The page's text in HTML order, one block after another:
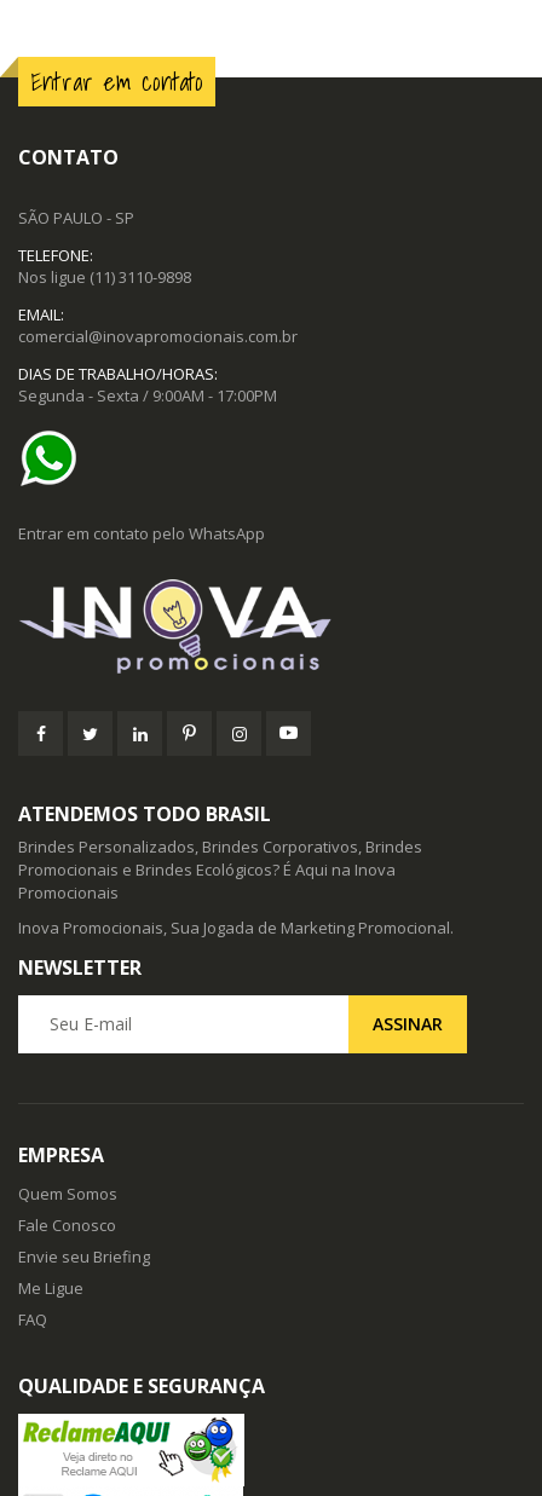
Entrar em contato
CONTATO
SÃO PAULO - SP
TELEFONE:
Nos ligue (11) 3110-9898
EMAIL:
comercial@inovapromocionais.com.br
DIAS DE TRABALHO/HORAS:
Segunda - Sexta / 9:00AM - 17:00PM
Entrar em contato pelo WhatsApp
ATENDEMOS TODO BRASIL
Brindes Personalizados, Brindes Corporativos, Brindes
Promocionais e Brindes Ecológicos? É Aqui na Inova
Promocionais
Inova Promocionais, Sua Jogada de Marketing Promocional.
NEWSLETTER
ASSINAR
EMPRESA
Quem Somos
Fale Conosco
Envie seu Briefing
Me Ligue
FAQ
QUALIDADE E SEGURANÇA